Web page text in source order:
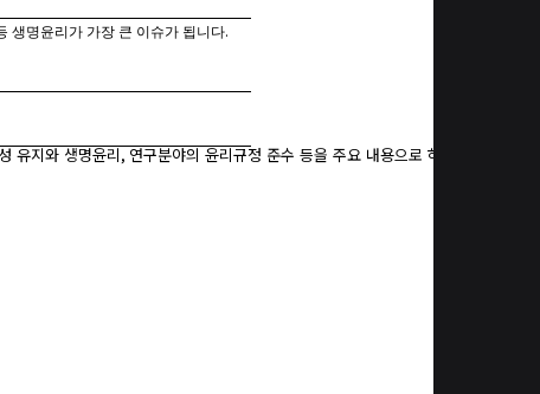
생명윤리가 가장 큰 이슈가 됩니다.
유지와 생명윤리,연구분야의 윤리규정 준수 등을 주요 내용으로 하고 있습니다